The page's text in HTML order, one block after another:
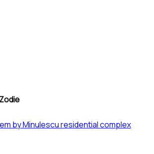
by Minulescu residential complex